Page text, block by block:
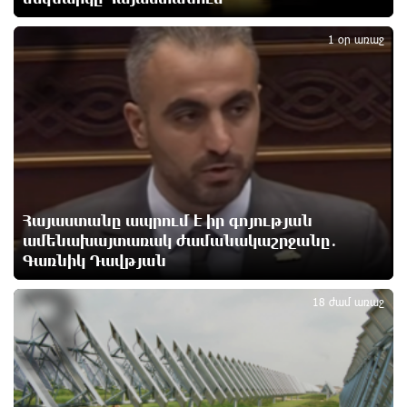
Փաշինյանն ու Թրամփը հեռախոսազրույց են
Չհանե´ս խաչդ, Հայաստան աշխարհ․ Ուժեղ
Հայաստան
12 ժամ առաջ
Սիցիլիայի օդանավակայանը փակվել է Էթնա
հրաբխի ժայթքման պատճառով
12 ժամ առաջ
Հետվճարի փոխարեն՝ արժանապատիվ և ֆիքսված
թոշակ․ ինչու է գործող համակարգը սոցիալական
անարդարության խնդիր ստեղծում. Հրայր
Կամենդատյան
Հայաստանը ապրում է իր գոյության
ամենախայտառակ ժամանակաշրջանը․
Գառնիկ Դավթյան
1 օր առաջ
2
18 ժամ առաջ
3